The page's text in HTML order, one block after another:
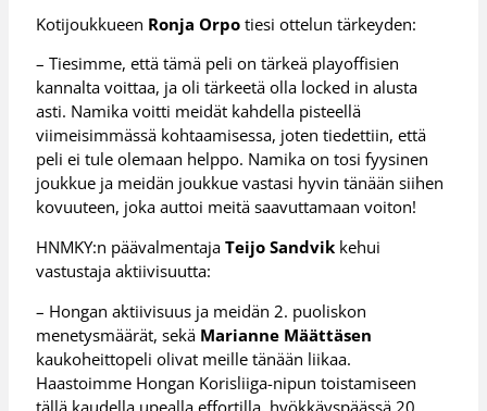
Kotijoukkueen Ronja Orpo tiesi ottelun tärkeyden:
– Tiesimme, että tämä peli on tärkeä playoffisien
kannalta voittaa, ja oli tärkeetä olla locked in alusta
asti. Namika voitti meidät kahdella pisteellä
viimeisimmässä kohtaamisessa, joten tiedettiin, että
peli ei tule olemaan helppo. Namika on tosi fyysinen
joukkue ja meidän joukkue vastasi hyvin tänään siihen
kovuuteen, joka auttoi meitä saavuttamaan voiton!
HNMKY:n päävalmentajaTeijo Sandvik kehui
vastustaja aktiivisuutta:
– Hongan aktiivisuus ja meidän 2. puoliskon
menetysmäärät, sekä Marianne Määttäsen
kaukoheittopeli olivat meille tänään liikaa.
Haastoimme Hongan Korisliiga-nipun toistamiseen
tällä kaudella upealla effortilla, hyökkäyspäässä 20